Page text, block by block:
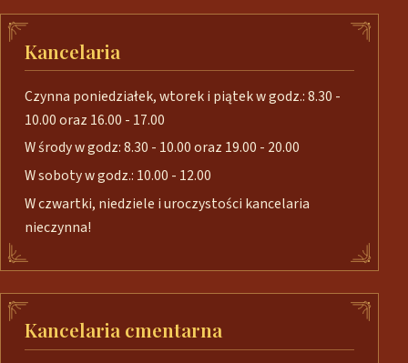
Kancelaria
Czynna poniedziałek, wtorek i piątek w godz.: 8.30 -
10.00 oraz 16.00 - 17.00
W środy w godz: 8.30 - 10.00 oraz 19.00 - 20.00
W soboty w godz.: 10.00 - 12.00
W czwartki, niedziele i uroczystości kancelaria
nieczynna!
Kancelaria cmentarna